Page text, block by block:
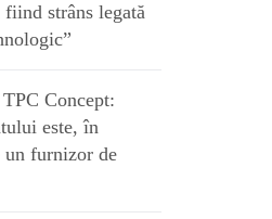
fiind strâns legată
Concept:
este, în
furnizor de